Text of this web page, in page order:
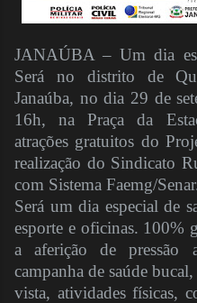
JANAÚBA – Um dia
Será no distrito de
Janaúba, no dia 29 de
16h, na Praça da
atrações gratuitos do
realização do Sindicato
com Sistema Faemg/
Será um dia especial de
esporte e oficinas. 100%
a aferição de pressão
campanha de saúde
vista, atividades físicas,